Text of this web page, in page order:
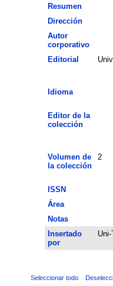
Resumen
Dirección
Autor
corporativo
Editorial
Idioma
Editor de la
colección
Volumen de
la colección
2
ISSN
Área
Notas
Insertado
por
Seleccionar todo